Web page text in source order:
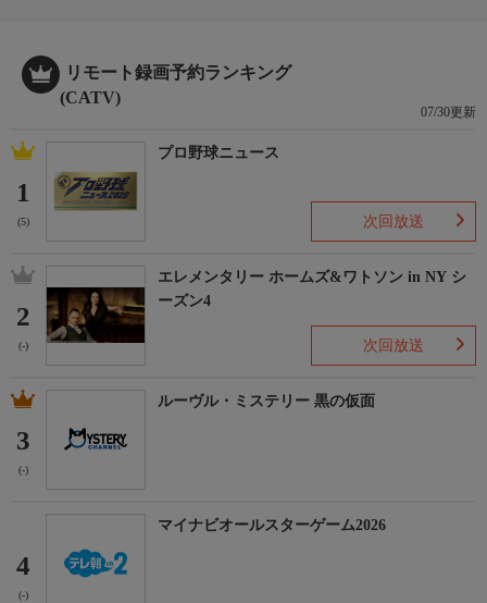
リモート録画予約ランキング
(CATV)
07/30更新
1
(5)
プロ野球ニュース
次回放送
2
(-)
エレメンタリー ホームズ&ワトソン in NY シ
ーズン4
次回放送
3
(-)
ルーヴル・ミステリー 黒の仮面
4
(-)
マイナビオールスターゲーム2026